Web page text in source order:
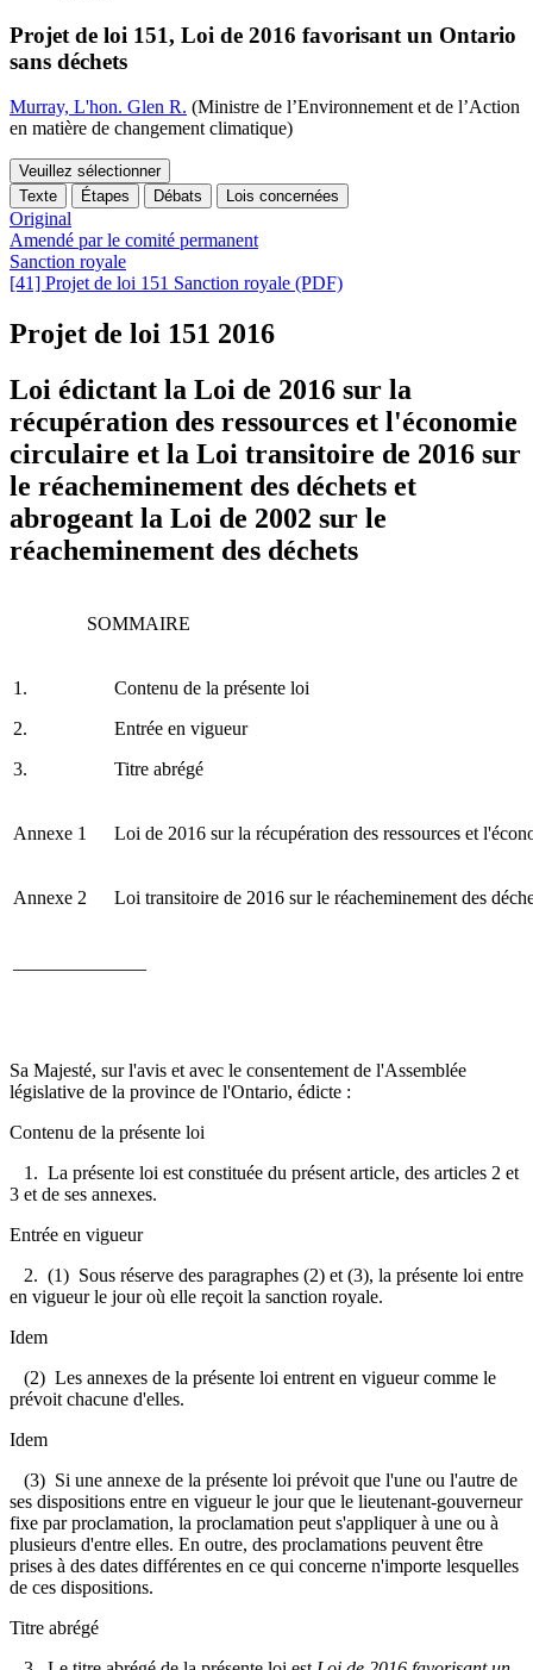
Projet de loi 151, Loi de 2016 favorisant un Ontario
sans déchets
Murray, L'hon. Glen R. (Ministre de l’Environnement et de l’Action
en matière de changement climatique)
Veuillez sélectionner
Texte
Étapes Débats Lois concernées
Original
Amendé par le comité permanent
Sanction royale
[41] Projet de loi 151 Sanction royale (PDF)
Projet de loi 151 2016
Loi édictant la Loi de 2016 sur la
récupération des ressources et l'économie
circulaire et la Loi transitoire de 2016 sur
le réacheminement des déchets et
abrogeant la Loi de 2002 sur le
réacheminement des déchets
SOMMAIRE
1.
2.
3.
Contenu de la présente loi
Entrée en vigueur
Titre abrégé
Annexe 1 Loi de 2016 sur la récupération des ressources et
Annexe 2 Loi transitoire de 2016 sur le réacheminement des
Sa Majesté, sur l'avis et avec le consentement de l'Assemblée
législative de la province de l'Ontario, édicte :
Contenu de la présente loi
1. La présente loi est constituée du présent article, des articles 2 et
3 et de ses annexes.
Entrée en vigueur
2. (1) Sous réserve des paragraphes (2) et (3), la présente loi entre
en vigueur le jour où elle reçoit la sanction royale.
Idem
(2) Les annexes de la présente loi entrent en vigueur comme le
prévoit chacune d'elles.
Idem
(3) Si une annexe de la présente loi prévoit que l'une ou l'autre de
ses dispositions entre en vigueur le jour que le lieutenant-gouverneur
fixe par proclamation, la proclamation peut s'appliquer à une ou à
plusieurs d'entre elles. En outre, des proclamations peuvent être
prises à des dates différentes en ce qui concerne n'importe lesquelles
de ces dispositions.
Titre abrégé